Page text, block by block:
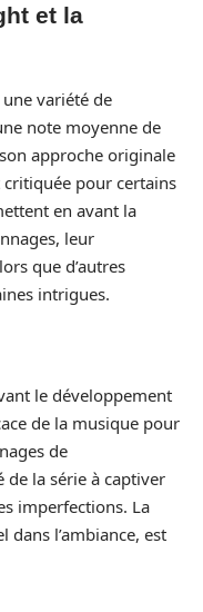
et la
variété de
note moyenne de
approche originale
pour certains
en avant la
leur
que d’autres
intrigues.
le développement
de la musique pour
de
de la série à captiver
imperfections. La
dans l’ambiance, est